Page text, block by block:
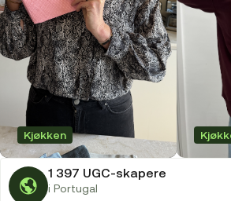
1 397 UGC-skapere
i Portugal
Kjøkken